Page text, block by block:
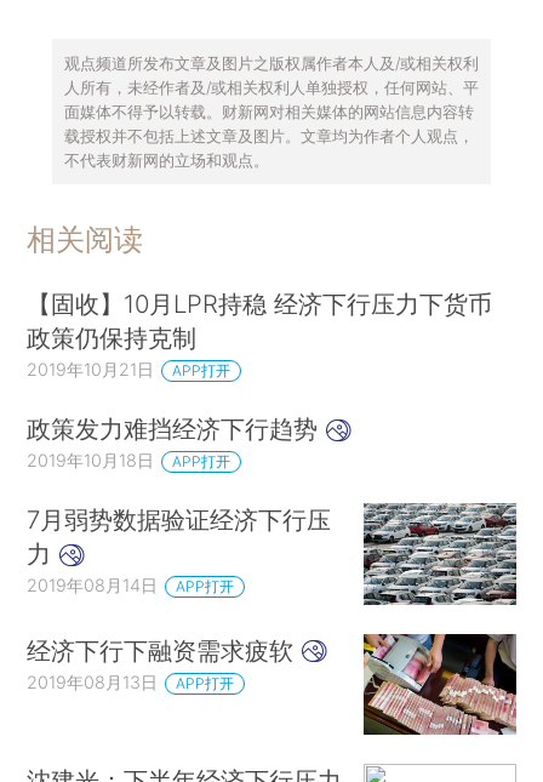
观点频道所发布文章及图片之版权属作者本人及/或相关权利
人所有，未经作者及/或相关权利人单独授权，任何网站、平
面媒体不得予以转载。财新网对相关媒体的网站信息内容转
载授权并不包括上述文章及图片。文章均为作者个人观点，
不代表财新网的立场和观点。
相关阅读
【固收】10月LPR持稳 经济下行压力下货币
政策仍保持克制
2019年10月21日 APP打开
政策发力难挡经济下行趋势
2019年10月18日 APP打开
7月弱势数据验证经济下行压
力
2019年08月14日 APP打开
经济下行下融资需求疲软
2019年08月13日 APP打开